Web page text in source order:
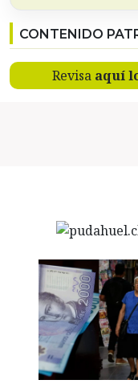
CONTENIDO
Revisa aquí